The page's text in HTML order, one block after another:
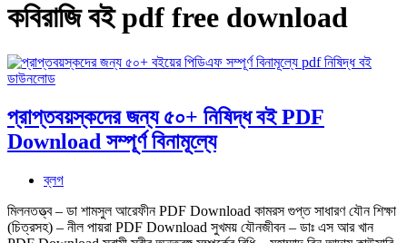
কবিরাজি বই pdf free download
প্রাপ্তবয়স্কদের জন্য ৫০+ নিষিদ্ধ বই PDF
Download সম্পূর্ণ বিনামূল্যে
ব্লগ
মিলনতত্ত্ব – ডা শামসুল আরেফীন PDF Download কামরস গুপ্ত সাধারণ যৌন শিক্ষা
(চিত্রসহ) – নীল পায়রা PDF Download সুখময় যৌনজীবন – ডাঃ এস আর খান